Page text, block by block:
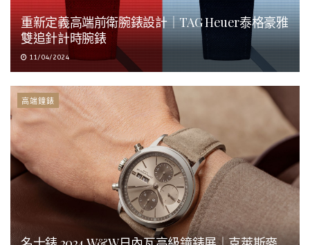
重新定義高端前衛腕錶設計｜TAG Heuer泰格豪雅
雙追針計時腕錶
11/04/2024
高端鐘錶